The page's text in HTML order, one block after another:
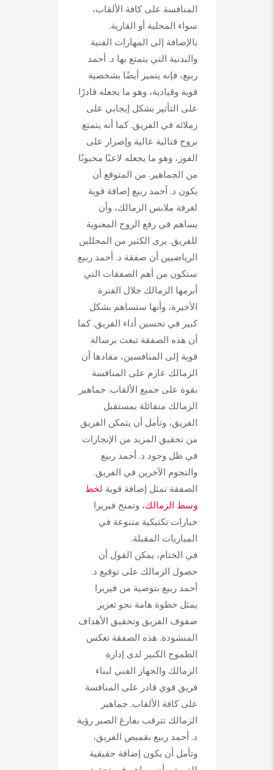
المنافسة على كافة الألقاب،
سواء المحلية أو القارية.
بالإضافة إلى المهارات الفنية
والبدنية التي يتمتع بها د. أحمد
ربيع، فإنه يتميز أيضًا بشخصية
قوية وقيادية، وهو ما يجعله قادرًا
على التأثير بشكل إيجابي على
زملائه في الفريق. كما أنه يتمتع
بروح قتالية عالية وإصرار على
الفوز، وهو ما يجعله لاعبًا محبوبًا
من الجماهير. من المتوقع أن
يكون د. أحمد ربيع إضافة قوية
لغرفة ملابس الزمالك، وأن
يساهم في رفع الروح المعنوية
للفريق. يرى الكثير من المحللين
الرياضيين أن صفقة د. أحمد ربيع
ستكون من أهم الصفقات التي
أبرمها الزمالك خلال الفترة
الأخيرة، وأنها ستساهم بشكل
كبير في تحسين أداء الفريق. كما
أن هذه الصفقة تبعث برسالة
قوية إلى المنافسين، مفادها أن
الزمالك عازم على المنافسة
بقوة على جميع الألقاب. جماهير
الزمالك متفائلة بمستقبل
الفريق، وتأمل أن يتمكن الفريق
من تحقيق المزيد من الإنجازات
في ظل وجود د. أحمد ربيع
والنجوم الآخرين في الفريق.
الصفقة تمثل إضافة قوية لخط
وسط الزمالك، وتمنح فيريرا
خيارات تكتيكية متنوعة في
المباريات المقبلة.
في الختام، يمكن القول أن
حصول الزمالك على توقيع د.
أحمد ربيع بتوصية من فيريرا
يمثل خطوة هامة نحو تعزيز
صفوف الفريق وتحقيق الأهداف
المنشودة. هذه الصفقة تعكس
الطموح الكبير لدى إدارة
الزمالك والجهاز الفني لبناء
فريق قوي قادر على المنافسة
على كافة الألقاب. جماهير
الزمالك تترقب بفارغ الصبر رؤية
د. أحمد ربيع بقميص الفريق،
وتأمل أن يكون إضافة حقيقية